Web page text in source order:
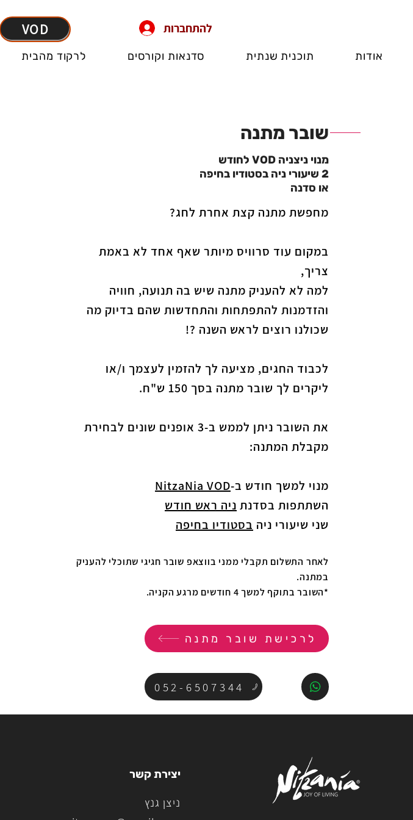
VOD להתחברות
אודות תוכנית שנתית סדנאות וקורסים לרקוד מהבית
שובר מתנה
מנוי ניצניה VOD לחודש
2 שיעורי ניה בסטודיו בחיפה
או סדנה
מחפשת מתנה קצת אחרת לחג?
במקום עוד סרוויס מיותר שאף אחד לא באמת
צריך,
למה לא להעניק מתנה שיש בה תנועה, חוויה
והזדמנות להתפתחות והתחדשות שהם בדיוק מה
שכולנו רוצים לראש השנה ?!
לכבוד החגים, מציעה לך להזמין לעצמך ו/או
ליקרים לך שובר מתנה בסך 150 ש"ח.
את השובר ניתן לממש ב-3 אופנים שונים לבחירת
מקבלת המתנה:
מנוי למשך חודש ב-NitzaNia VOD
השתתפות בסדנת ניה ראש חודש
שני שיעורי ניה בסטודיו בחיפה
לאחר התשלום תקבלי ממני בווצאפ שובר חגיגי שתוכלי להעניק
במתנה.
*השובר בתוקף למשך 4 חודשים מרגע הקניה.
לרכישת שובר מתנה
052-6507344
יצירת קשר
ניצן גנץ